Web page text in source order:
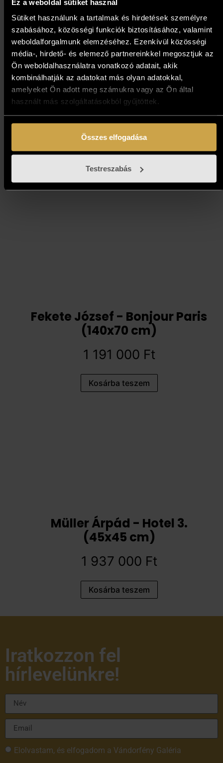
Ez a weboldal sütiket használ
Sütiket használunk a tartalmak és hirdetések személyre
szabásához, közösségi funkciók biztosításához, valamint
weboldalforgalmunk elemzéséhez. Ezenkívül közösségi
média-, hirdető- és elemező partnereinkkel megosztjuk az
Ön weboldalhasználatra vonatkozó adatait, akik
kombinálhatják az adatokat más olyan adatokkal,
amelyeket Ön adott meg számukra vagy az Ön által
használt más szolgáltatásokból gyűjtöttek.
Összes elfogadása
Testreszabás
Zocskár Andrea - Csókolózók
(18x6,1 cm)
237 000Ft
Fekete József - Bonjour Paris
(140x70 cm)
1 191 000 Ft
Kosárba teszem
Müller Árpád - Hotel 3.
(45x45 cm)
1 937 000 Ft
Kosárba teszem
Iratkozzon fel
hírlevelünkre!
Elolvastam, és elfogadom a Vándorfény Galéria